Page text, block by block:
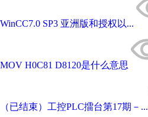
WinCC7.0 SP3 亚洲版和授权以...
MOV H0C81 D8120是什么意思
（已结束）工控PLC擂台第17期－...